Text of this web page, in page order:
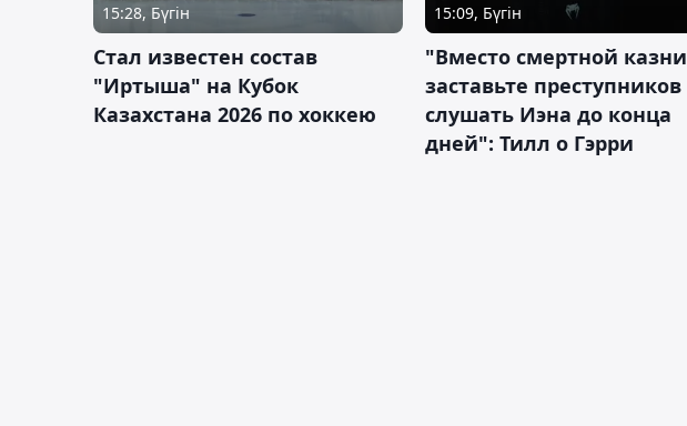
15:28, Бүгін
Стал известен состав
"Иртыша" на Кубок
Казахстана 2026 по хоккею
15:09, Бүгін
"Вместо смертной казни
заставьте преступников
слушать Иэна до конца
дней": Тилл о Гэрри